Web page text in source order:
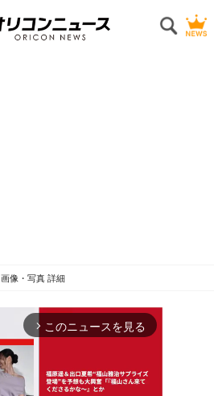
画像・写真 詳細
arrow_forward_ios このニュースを見る